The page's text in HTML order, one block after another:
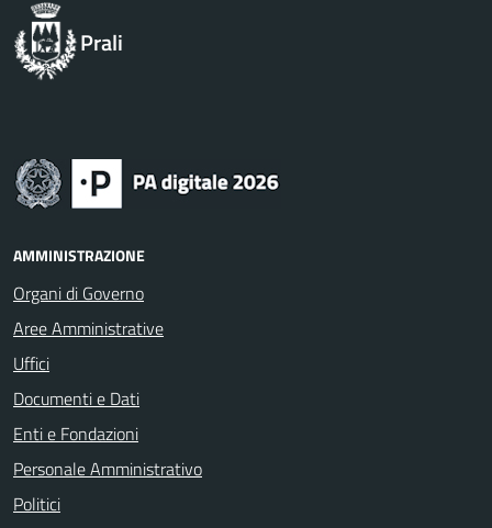
Prali
AMMINISTRAZIONE
Organi di Governo
Aree Amministrative
Uffici
Documenti e Dati
Enti e Fondazioni
Personale Amministrativo
Politici